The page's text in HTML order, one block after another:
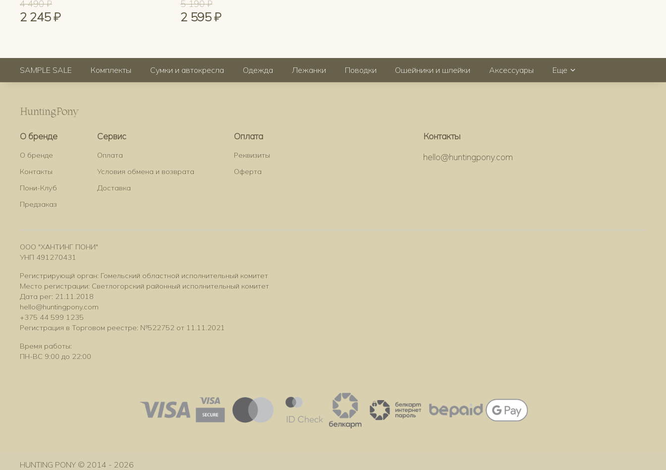
4 490 ₽
2 245 ₽
5 190 ₽
2 595 ₽
SAMPLE SALE Комплекты Сумки и автокресла Одежда Лежанки Поводки Ошейники и шлейки Аксессуары Еще
О бренде
О бренде
Контакты
Пони-Клуб
Предзаказ
Сервис
Оплата
Условия обмена и возврата
Доставка
Оплата
Реквизиты
Оферта
Контакты
hello@huntingpony.com
ООО "ХАНТИНГ ПОНИ"
УНП 491270431
Регистрирующй орган: Гомельский областной исполнительный комитет
Место регистрации: Светлогорский районный исполнительный комитет
Дата рег: 21.11.2018
hello@huntingpony.com
+375 44 599 1235
Регистрация в Торговом реестре: №522752 от 11.11.2021
Время работы:
ПН-ВС 9:00 до 22:00
HUNTING PONY © 2014 - 2026